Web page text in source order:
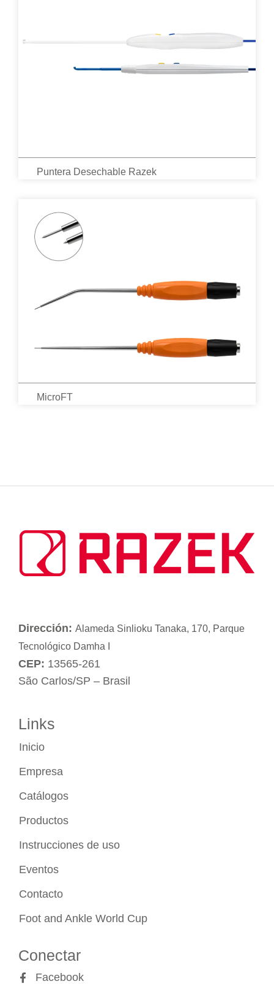
Puntera Desechable Razek
MicroFT
Dirección: Alameda Sinlioku Tanaka, 170, Parque
Tecnológico Damha I
CEP: 13565-261
São Carlos/SP – Brasil
Links
Inicio
Empresa
Catálogos
Productos
Instrucciones de uso
Eventos
Contacto
Foot and Ankle World Cup
Conectar
Facebook